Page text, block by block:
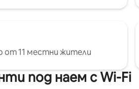
от 11 местни жители
под наем с Wi-Fi